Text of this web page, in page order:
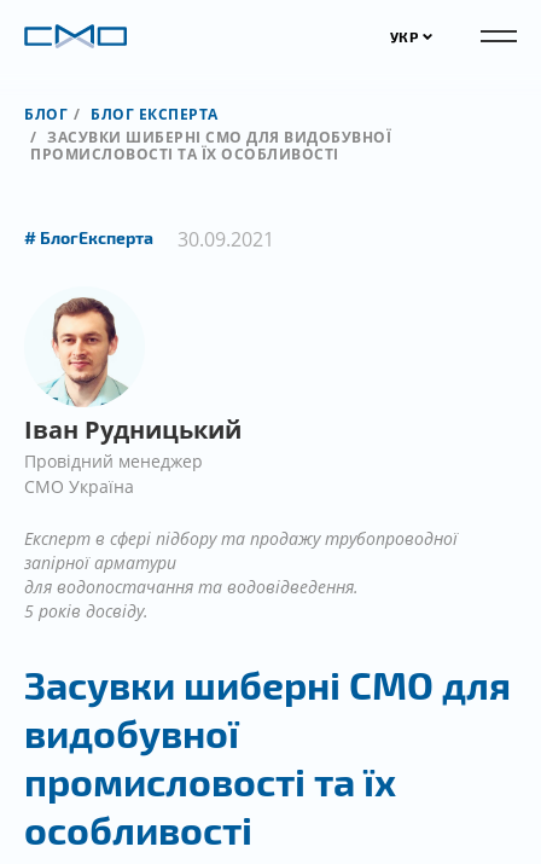
УКР
БЛОГ
БЛОГ ЕКСПЕРТА
ЗАСУВКИ ШИБЕРНІ CMO ДЛЯ ВИДОБУВНОЇ
ПРОМИСЛОВОСТІ ТА ЇХ ОСОБЛИВОСТІ
БлогЕксперта 30.09.2021
Іван Рудницький
Провідний менеджер
СМО Україна
Експерт в сфері підбору та продажу трубопроводної
запірної арматури
для водопостачання та водовідведення.
5 років досвіду.
Засувки шиберні CMO для
видобувної
промисловості та їх
особливості